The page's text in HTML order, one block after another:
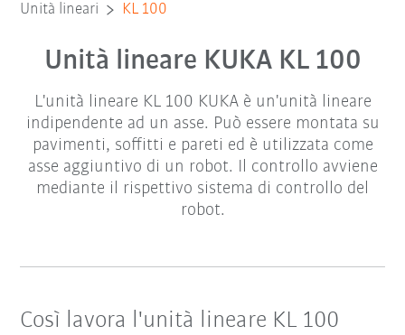
Unità lineari KL 100
Unità lineare KUKA KL 100
L'unità lineare KL 100 KUKA è un'unità lineare
indipendente ad un asse. Può essere montata su
pavimenti, soffitti e pareti ed è utilizzata come
asse aggiuntivo di un robot. Il controllo avviene
mediante il rispettivo sistema di controllo del
robot.
Così lavora l'unità lineare KL 100